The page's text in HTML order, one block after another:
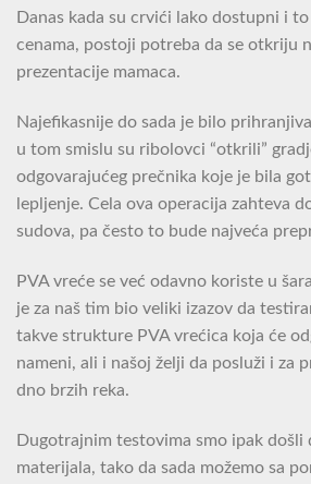
Danas kada su crvići lako dostupni i
cenama, postoji potreba da se otkriju
prezentacije mamaca.
Najefikasnije do sada je bilo
u tom smislu su ribolovci “otkrili”
odgovarajućeg prečnika koje je bila
lepljenje. Cela ova operacija zahteva
sudova, pa često to bude najveća
PVA vreće se već odavno koriste u
je za naš tim bio veliki izazov da
takve strukture PVA vrećica koja će
nameni, ali i našoj želji da posluži i za
dno brzih reka.
Dugotrajnim testovima smo ipak
materijala, tako da sada možemo sa